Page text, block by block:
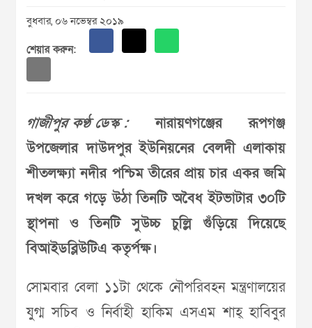
বুধবার, ০৬ নভেম্বর ২০১৯
শেয়ার করুন:
গাজীপুর কণ্ঠ ডেস্ক :নারায়ণগঞ্জের রূপগঞ্জ
উপজেলার দাউদপুর ইউনিয়নের বেলদী এলাকায়
শীতলক্ষ্যা নদীর পশ্চিম তীরের প্রায় চার একর জমি
দখল করে গড়ে উঠা তিনটি অবৈধ ইটভাটার ৩০টি
স্থাপনা ও তিনটি সুউচ্চ চুল্লি গুঁড়িয়ে দিয়েছে
বিআইডব্লিউটিএ কতৃর্পক্ষ।
সোমবার বেলা ১১টা থেকে নৌপরিবহন মন্ত্রণালয়ের
যুগ্ম সচিব ও নির্বাহী হাকিম এসএম শাহ্ হাবিবুর